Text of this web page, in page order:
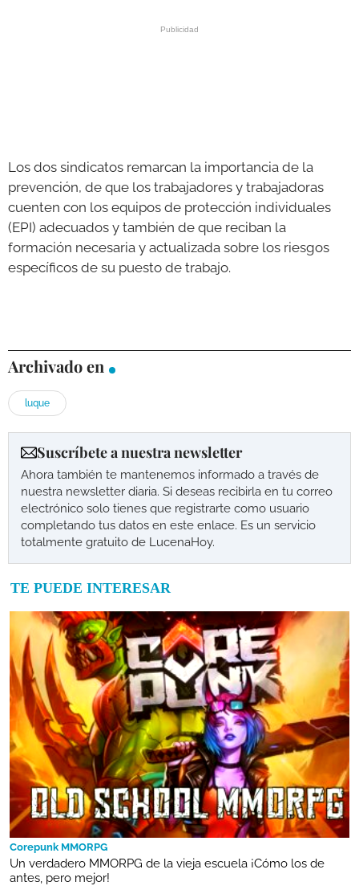
Los dos sindicatos remarcan la importancia de la
prevención, de que los trabajadores y trabajadoras
cuenten con los equipos de protección individuales
(EPI) adecuados y también de que reciban la
formación necesaria y actualizada sobre los riesgos
específicos de su puesto de trabajo.
Archivado en
luque
Suscríbete a nuestra newsletter
Ahora también te mantenemos informado a través de
nuestra newsletter diaria. Si deseas recibirla en tu correo
electrónico solo tienes que registrarte como usuario
completando tus datos en este enlace. Es un servicio
totalmente gratuito de LucenaHoy.
TE PUEDE INTERESAR
Corepunk MMORPG
Un verdadero MMORPG de la vieja escuela ¡Cómo los de
antes, pero mejor!